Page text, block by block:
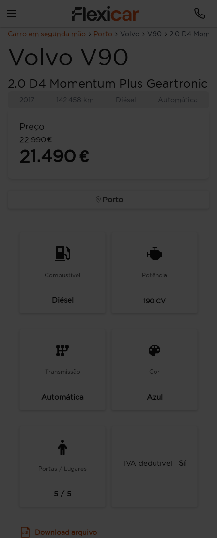
Carro em segunda mão Porto Volvo V90 2.0 D4
Volvo V90
2.0 D4 Momentum Plus Geartronic
2017 142.458 km Diésel Automática
Preço
22.990 €
21.490 €
Porto
Combustível
Diésel
Potência
190 CV
Transmissão
Automática
Cor
Azul
Portas / Lugares
5 / 5
IVA dedutível Sí
Download arquivo